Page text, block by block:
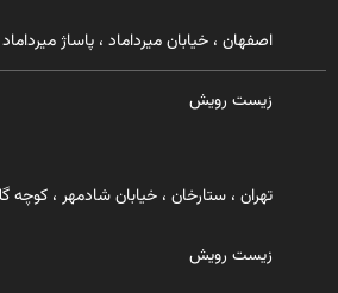
اصفهان ، خیابان میرداماد ، پاساژ
زیست رویش
زیست رویش